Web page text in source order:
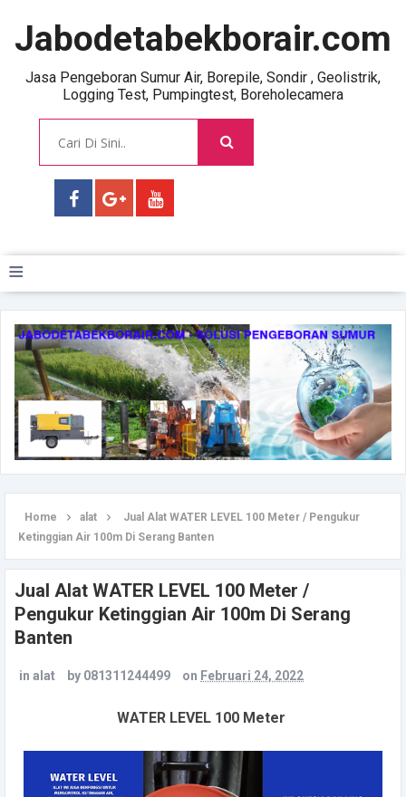
Jabodetabekborair.com
Jasa Pengeboran Sumur Air, Borepile, Sondir , Geolistrik,
Logging Test, Pumpingtest, Boreholecamera
≡
Home alat
Jual Alat WATER LEVEL 100 Meter / Pengukur
Ketinggian Air 100m Di Serang Banten
Jual Alat WATER LEVEL 100 Meter /
Pengukur Ketinggian Air 100m Di Serang
Banten
in alat by 081311244499 on Februari 24, 2022
WATER LEVEL 100 Meter